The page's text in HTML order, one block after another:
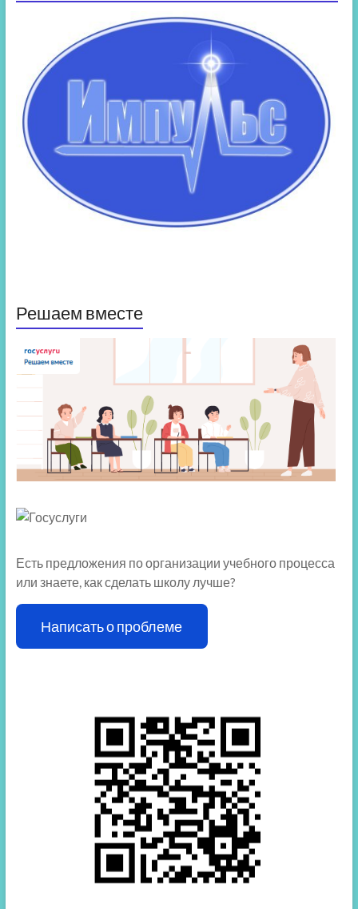
Решаем вместе
Есть предложения по организации учебного процесса
или знаете, как сделать школу лучше?
Написать о проблеме